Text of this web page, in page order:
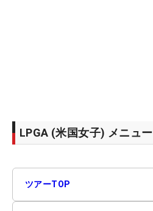
LPGA (米国女子) メニュー
ツアーTOP